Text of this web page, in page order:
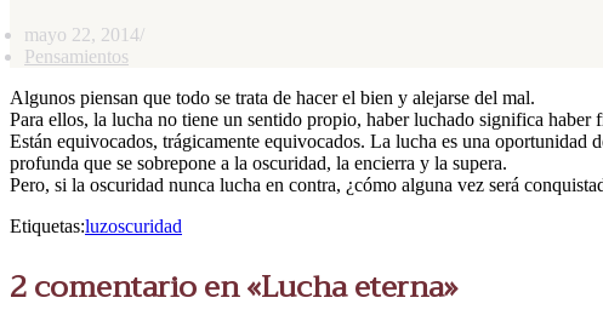
mayo 22, 2014
Pensamientos
Algunos piensan que todo se trata de hacer el bien y alejarse del mal.
Para ellos, la lucha no tiene un sentido propio, haber luchado significa
Están equivocados, trágicamente equivocados. La lucha es una
profunda que se sobrepone a la oscuridad, la encierra y la supera.
Pero, si la oscuridad nunca lucha en contra, ¿cómo alguna vez será
Etiquetas:luzoscuridad
2 comentario en «Lucha eterna»